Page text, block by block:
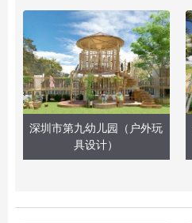
深圳市第九幼儿园（户外玩
具设计）